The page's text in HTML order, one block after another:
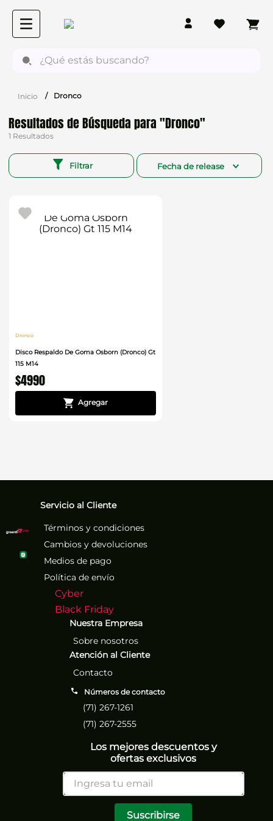
Dronco
Dronco
1
Filtrar Fecha de release
Dronco
Disco Respaldo De Goma Osborn (Dronco) Gt
115 M14
$4990
Servicio al Cliente
Términos y condiciones
Cambios y devoluciones
Medios de pago
Política de envío
Cyber
Black Friday
Nuestra Empresa
Sobre nosotros
Atención al Cliente
Contacto
Números de contacto
(71) 267-1261
(71) 267-2555
Los mejores descuentos y
ofertas exclusivos
Suscribirse